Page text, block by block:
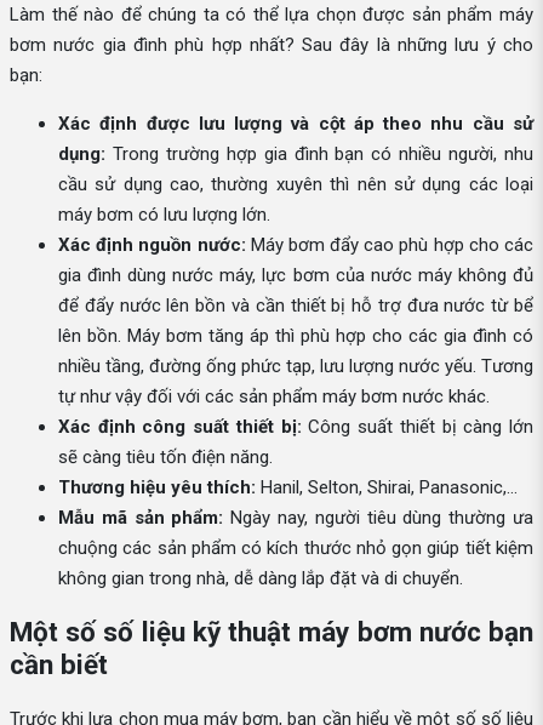
Làm thế nào để chúng ta có thể lựa chọn được sản phẩm máy
bơm nước gia đình phù hợp nhất? Sau đây là những lưu ý cho
bạn:
Xác định được lưu lượng và cột áp theo nhu cầu sử
dụng: Trong trường hợp gia đình bạn có nhiều người, nhu
cầu sử dụng cao, thường xuyên thì nên sử dụng các loại
máy bơm có lưu lượng lớn.
Xác định nguồn nước: Máy bơm đẩy cao phù hợp cho các
gia đình dùng nước máy, lực bơm của nước máy không đủ
để đẩy nước lên bồn và cần thiết bị hỗ trợ đưa nước từ bể
lên bồn. Máy bơm tăng áp thì phù hợp cho các gia đình có
nhiều tầng, đường ống phức tạp, lưu lượng nước yếu. Tương
tự như vậy đối với các sản phẩm máy bơm nước khác.
Xác định công suất thiết bị: Công suất thiết bị càng lớn
sẽ càng tiêu tốn điện năng.
Thương hiệu yêu thích: Hanil, Selton, Shirai, Panasonic,...
Mẫu mã sản phẩm: Ngày nay, người tiêu dùng thường ưa
chuộng các sản phẩm có kích thước nhỏ gọn giúp tiết kiệm
không gian trong nhà, dễ dàng lắp đặt và di chuyển.
Một số số liệu kỹ thuật máy bơm nước bạn
cần biết
Trước khi lựa chọn mua máy bơm, bạn cần hiểu về một số số liệu